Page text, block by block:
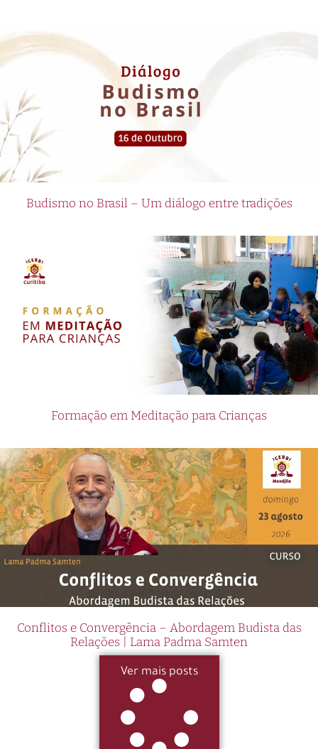
Budismo no Brasil – Um diálogo entre tradições
Formação em Meditação para Crianças
Conflitos e Convergência – Abordagem Budista das
Relações | Lama Padma Samten
Ver mais posts